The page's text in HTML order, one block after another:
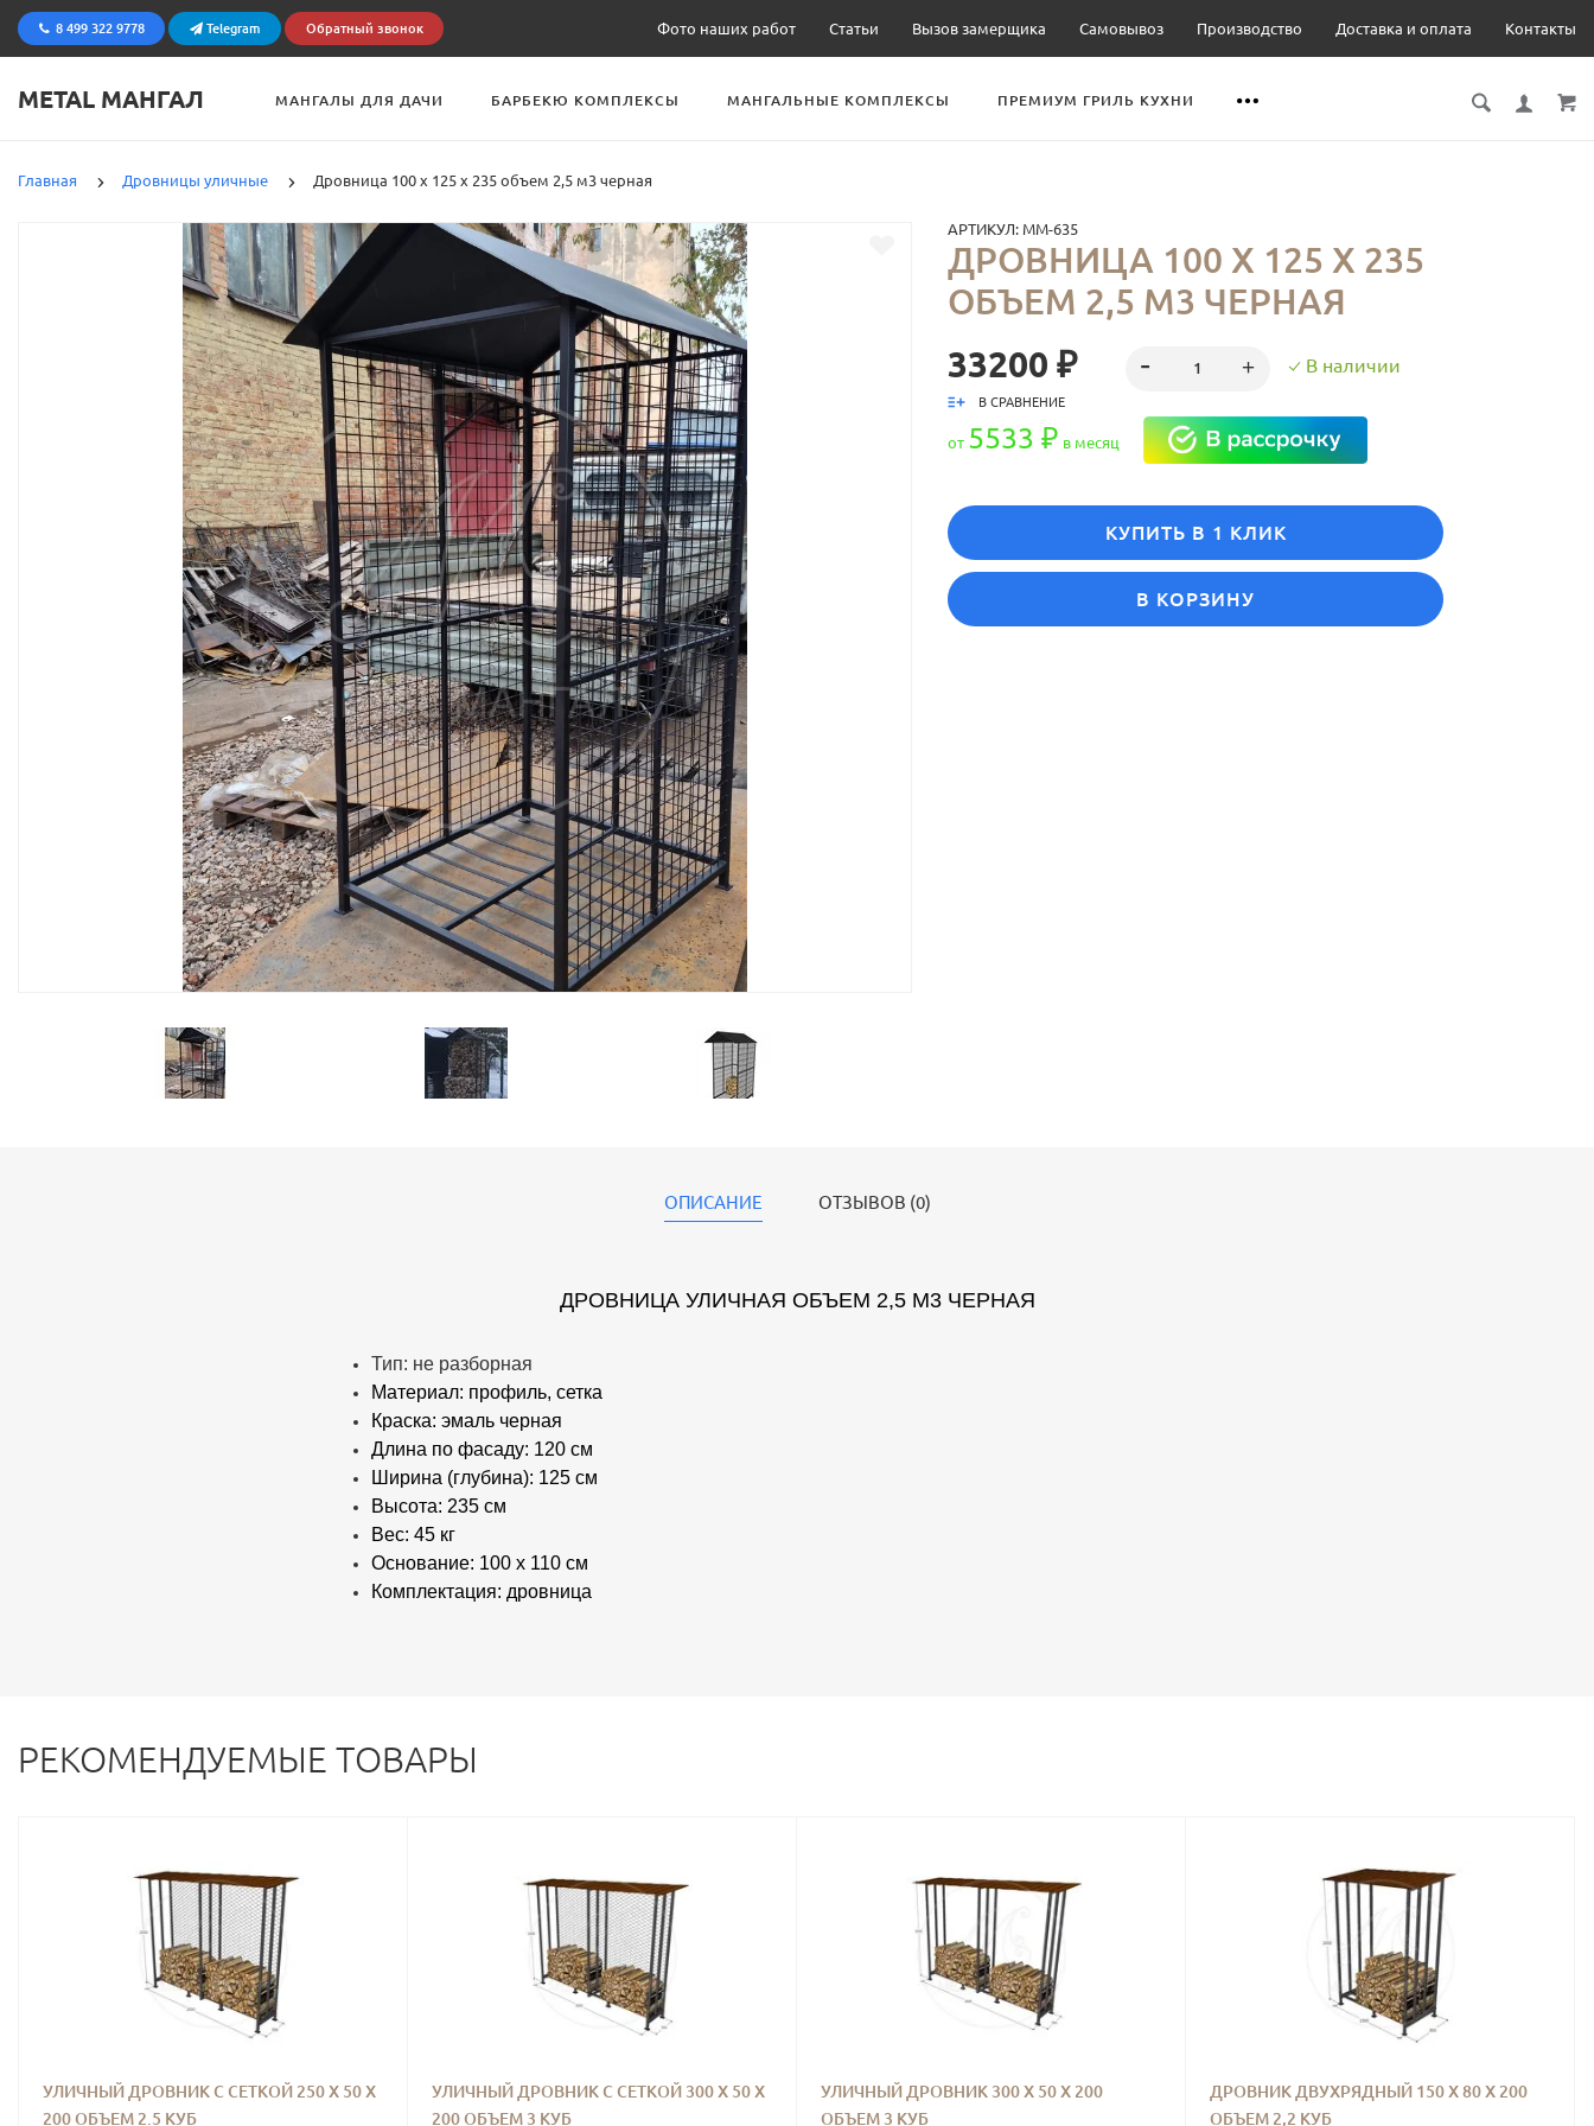
8 499 322 9778 Telegram Обратный звонок Фото наших работ Статьи Вызов замерщика Самовывоз Производство Доставка и оплата Контакты
METAL МАНГАЛ МАНГАЛЫ ДЛЯ ДАЧИ БАРБЕКЮ КОМПЛЕКСЫ МАНГАЛЬНЫЕ КОМПЛЕКСЫ ПРЕМИУМ ГРИЛЬ КУХНИ
Главная Дровницы уличные Дровница 100 х 125 х 235 объем 2,5 м3 черная
АРТИКУЛ: ММ-635
ДРОВНИЦА 100 Х 125 Х 235
ОБЪЕМ 2,5 М3 ЧЕРНАЯ
33200 ₽
В СРАВНЕНИЕ
В наличии
от 5533 ₽ в месяц
КУПИТЬ В 1 КЛИК
В КОРЗИНУ
ОПИСАНИЕ ОТЗЫВОВ (0)
ДРОВНИЦА УЛИЧНАЯ ОБЪЕМ 2,5 М3 ЧЕРНАЯ
Тип: не разборная
Материал: профиль, сетка
Краска: эмаль черная
Длина по фасаду: 120 см
Ширина (глубина): 125 см
Высота: 235 см
Вес: 45 кг
Основание: 100 х 110 см
Комплектация: дровница
РЕКОМЕНДУЕМЫЕ ТОВАРЫ
УЛИЧНЫЙ ДРОВНИК С СЕТКОЙ 250 Х 50 Х
200 ОБЪЕМ 2.5 КУБ
УЛИЧНЫЙ ДРОВНИК С СЕТКОЙ 300 Х 50 Х
200 ОБЪЕМ 3 КУБ
УЛИЧНЫЙ ДРОВНИК 300 Х 50 Х 200
ОБЪЕМ 3 КУБ
ДРОВНИК ДВУХРЯДНЫЙ 150 Х 80 Х 200
ОБЪЕМ 2,2 КУБ